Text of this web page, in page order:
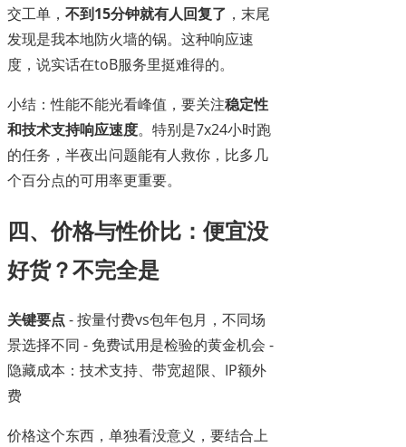
交工单， 不到15分钟就有人回复了 ，末尾
发现是我本地防火墙的锅。这种响应速
度，说实话在toB服务里挺难得的。
小结：性能不能光看峰值，要关注稳定性
和技术支持响应速度。特别是7x24小时跑
的任务，半夜出问题能有人救你，比多几
个百分点的可用率更重要。
四、价格与性价比：便宜没
好货？不完全是
关键要点 - 按量付费vs包年包月，不同场
景选择不同 - 免费试用是检验的黄金机会 -
隐藏成本：技术支持、带宽超限、IP额外
费
价格这个东西，单独看没意义，要结合上